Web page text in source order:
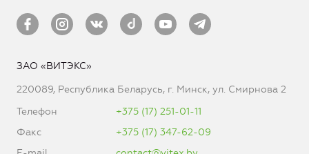
ЗАО «ВИТЭКС»
220089, Республика Беларусь, г. Минск, ул. Смирнова 2
Телефон
+375 (17) 251-01-11
Факс
+375 (17) 347-62-09